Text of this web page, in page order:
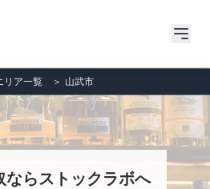
リア一覧 ＞ 山武市
ならストックラボへ